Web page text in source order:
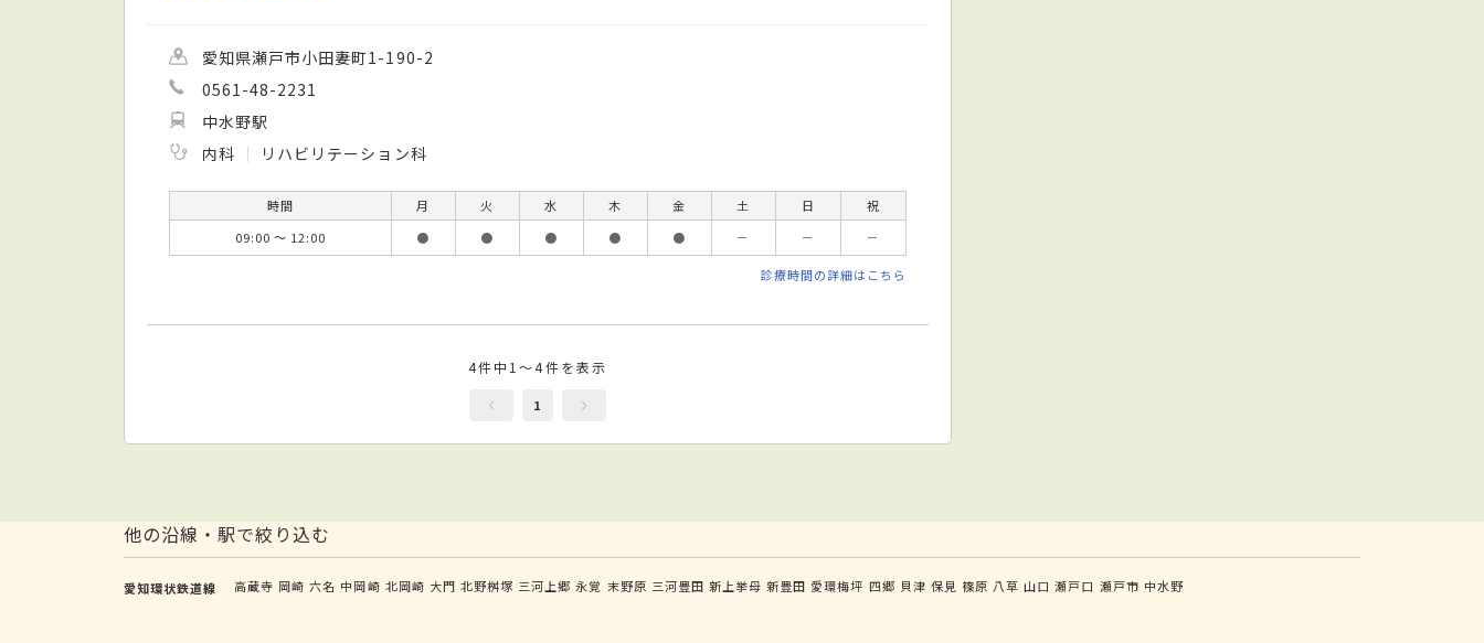
愛知県瀬戸市小田妻町1-190-2
0561-48-2231
中水野駅
内科
リハビリテーション科
時間 月 火 水 木 金 土 日
祝
09:00 ～ 12:00
● ● ● ● ● － － －
診療時間の詳細はこちら
4件中1～4件を表示
1
他の沿線・駅で絞り込む
愛知環状鉄道線 高蔵寺 岡崎 六名 中岡崎 北岡崎 大門 北野桝塚 三河上郷 永覚 末野原 三河豊田 新上挙母 新豊田 愛環梅坪 四郷 貝津 保見 篠原 八草 山口 瀬戸口 瀬戸市 中水野